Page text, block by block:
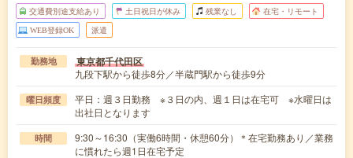
交通費別途支給あり 土日祝日が休み 残業なし 在宅・リモート
WEB登録OK 派遣
勤務地 東京都千代田区
九段下駅から徒歩8分／半蔵門駅から徒歩9分
曜日頻度
平日：週３日勤務 ※３日の内、週１日は在宅可 ※水曜日は
出社日となります
時間
9:30～16:30（実働6時間・休憩60分）＊在宅勤務あり／業務
に慣れたら週1日在宅予定